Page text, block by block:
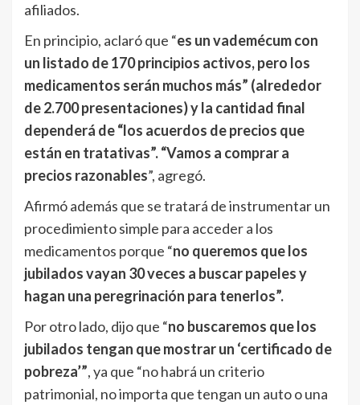
afiliados.
En principio, aclaró que “es un vademécum con
un listado de 170 principios activos, pero los
medicamentos serán muchos más” (alrededor
de 2.700 presentaciones) y la cantidad final
dependerá de “los acuerdos de precios que
están en tratativas”. “Vamos a comprar a
precios razonables”, agregó.
Afirmó además que se tratará de instrumentar un
procedimiento simple para acceder a los
medicamentos porque “no queremos que los
jubilados vayan 30 veces a buscar papeles y
hagan una peregrinación para tenerlos”.
Por otro lado, dijo que “no buscaremos que los
jubilados tengan que mostrar un ‘certificado de
pobreza’”, ya que “no habrá un criterio
patrimonial, no importa que tengan un auto o una